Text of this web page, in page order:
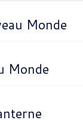
Monde
Monde